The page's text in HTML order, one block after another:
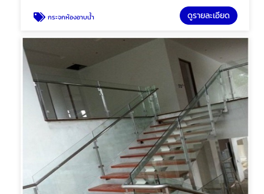
กระจกห้องอาบน้ำ ดูรายละเอียด